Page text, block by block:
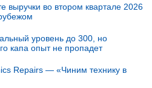
выручки во втором квартале 2026
уровень до 300, но
капа опыт не пропадет
Repairs — «Чиним технику в